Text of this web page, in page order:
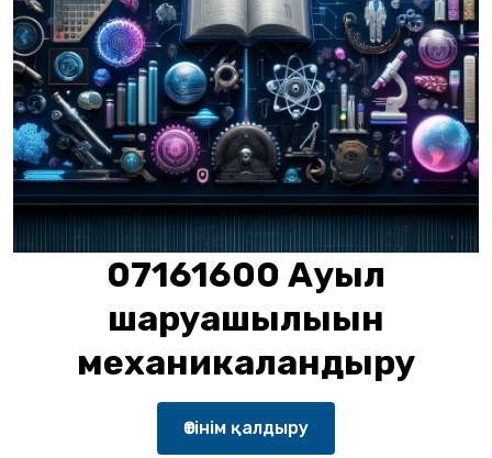
07161600 Ауыл
шаруашылығын
механикаландыру
Өтінім қалдыру